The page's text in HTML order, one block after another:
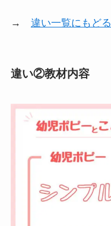
→ 違い一覧にもどる
違い②教材内容